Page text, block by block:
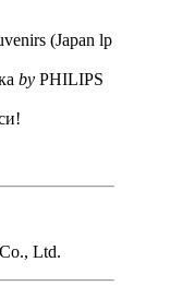
(Japan lp
by PHILIPS
Ltd.